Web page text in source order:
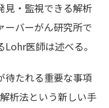
見・監視できる解析
ーバーがん研究所で
医師は述べる。
待たれる重要な事項
析法という新しい手